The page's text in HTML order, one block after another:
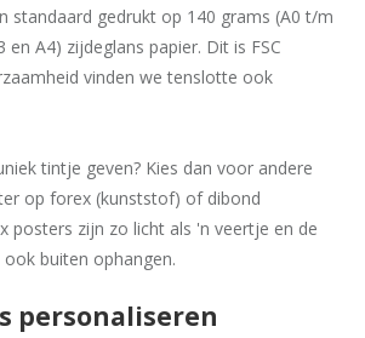
standaard gedrukt op 140 grams (A0 t/m
A4) zijdeglans papier. Dit is FSC
vinden we tenslotte ook
tintje geven? Kies dan voor andere
op forex (kunststof) of dibond
posters zijn zo licht als 'n veertje en de
buiten ophangen.
personaliseren